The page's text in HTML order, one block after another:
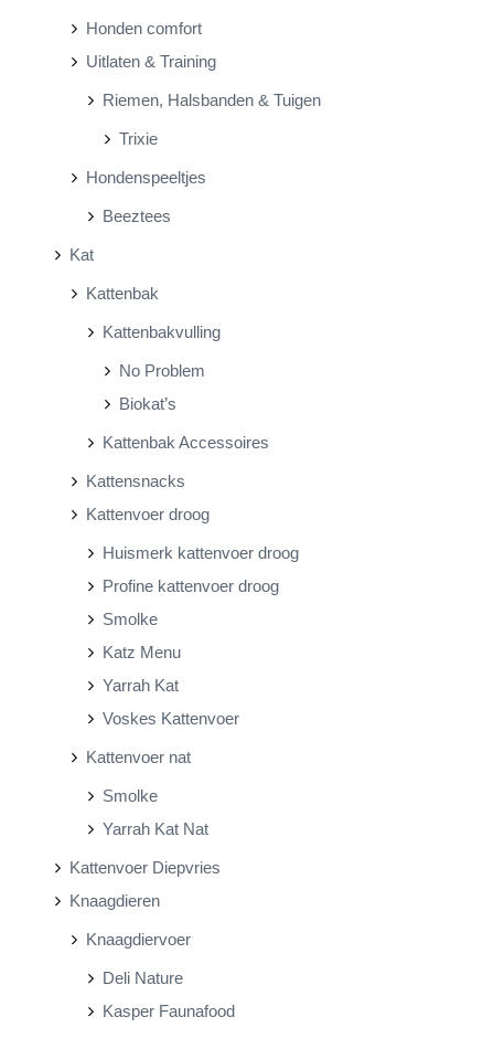
Honden comfort
Uitlaten & Training
Riemen, Halsbanden & Tuigen
Trixie
Hondenspeeltjes
Beeztees
Kat
Kattenbak
Kattenbakvulling
No Problem
Biokat’s
Kattenbak Accessoires
Kattensnacks
Kattenvoer droog
Huismerk kattenvoer droog
Profine kattenvoer droog
Smolke
Katz Menu
Yarrah Kat
Voskes Kattenvoer
Kattenvoer nat
Smolke
Yarrah Kat Nat
Kattenvoer Diepvries
Knaagdieren
Knaagdiervoer
Deli Nature
Kasper Faunafood